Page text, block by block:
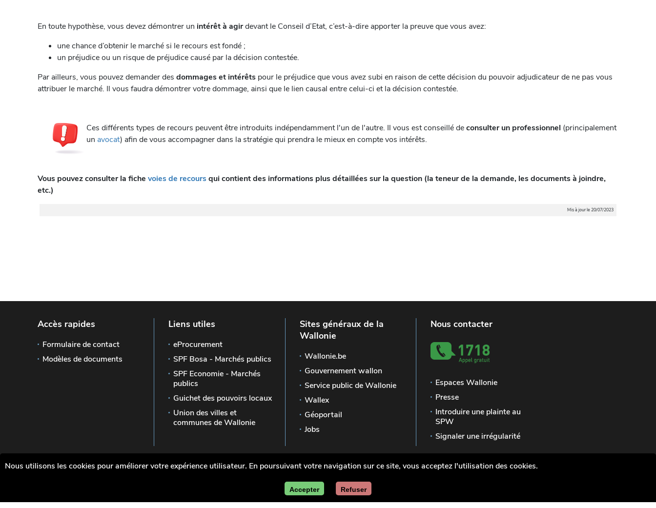
En toute hypothèse, vous devez démontrer un intérêt à agirdevant le Conseil d’Etat, c’est-à-dire apporter la preuve que vous avez:
une chance d’obtenir le marché si le recours est fondé ;
un préjudice ou un risque de préjudice causé par la décision contestée.
Par ailleurs, vous pouvez demander des dommages et intérêts pour le préjudice que vous avez subi en raison de cette décision du pouvoir adjudicateur de ne pas vous
attribuer le marché. Il vous faudra démontrer votre dommage, ainsi que le lien causal entre celui-ci et la décision contestée.
Ces différents types de recours peuvent être introduits indépendamment l'un de l'autre. Il vous est conseillé deconsulter un professionnel (principalement
un avocat) afin de vous accompagner dans la stratégie qui prendra le mieux en compte vos intérêts.
Vous pouvez consulter la fiche voies de recoursqui contient des informations plus détaillées sur la question (la teneur de la demande, les documents à joindre,
etc.)
Mis à jour le 20/07/2023
Accès rapides
Formulaire de contact
Modèles de documents
Liens utiles
eProcurement
SPF Bosa - Marchés publics
SPF Economie - Marchés
publics
Guichet des pouvoirs locaux
Union des villes et
communes de Wallonie
Sites généraux de la
Wallonie
Wallonie.be
Gouvernement wallon
Service public de Wallonie
Wallex
Géoportail
Jobs
Nous contacter
Espaces Wallonie
Presse
Introduire une plainte au
SPW
Signaler une irrégularité
Nous utilisons les cookies pour améliorer votre expérience utilisateur. En poursuivant votre navigation sur ce site, vous acceptez l'utilisation des cookies.
Accepter Refuser
Wallonie
Mentions légales